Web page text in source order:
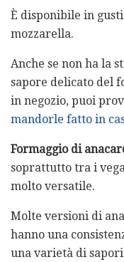
È disponibile in
mozzarella.
Anche se non ha la
sapore delicato del
in negozio, puoi
mandorle fatto in
Formaggio di
soprattutto tra i
molto versatile.
Molte versioni di
hanno una
una varietà di